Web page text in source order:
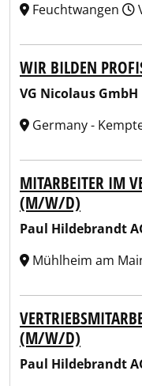
Feuchtwangen
WIR BILDEN
VG Nicolaus GmbH
Germany -
MITARBEITER IM
(M/W/D)
Paul Hildebrandt
Mühlheim am
M/W/D)
Paul Hildebrandt